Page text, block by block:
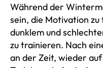
Während der
sein, die Motivation
dunklem und
zu trainieren. Nach
an der Zeit, wieder auf